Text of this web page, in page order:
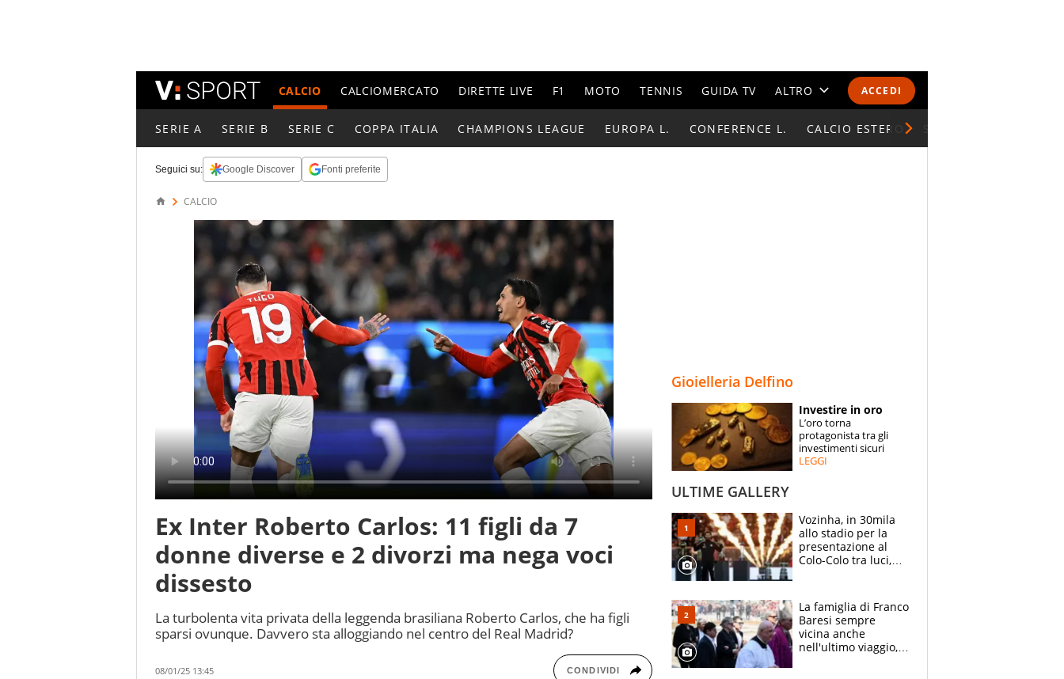
ACCEDI
CALCIO CALCIOMERCATO DIRETTE LIVE F1 MOTO TENNIS GUIDA TV ALTRO
CALENDARI E CLASSIFICHE
ESPERTI
CONTATTI
SERIE A SERIE B SERIE C COPPA ITALIA CHAMPIONS LEAGUE EUROPA L. CONFERENCE L. CALCIO ESTERO
Seguici su: Google Discover Fonti preferite
CALCIO
Ex Inter Roberto Carlos: 11 figli da 7
donne diverse e 2 divorzi ma nega voci
dissesto
La turbolenta vita privata della leggenda brasiliana Roberto Carlos, che ha figli
sparsi ovunque. Davvero sta alloggiando nel centro del Real Madrid?
08/01/25 13:45 CONDIVIDI
Gioielleria Delfino
Investire in oro
L’oro torna
protagonista tra gli
investimenti sicuri
LEGGI
ULTIME GALLERY
Vozinha, in 30mila
allo stadio per la
presentazione al
Colo-Colo tra luci,
La famiglia di Franco
Baresi sempre
vicina anche
nell'ultimo viaggio,